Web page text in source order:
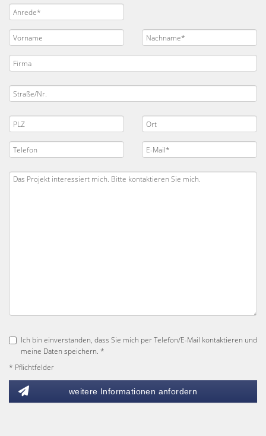
Ich bin einverstanden, dass Sie mich per Telefon/E-Mail kontaktieren und
meine Daten speichern. *
* Pflichtfelder
weitere Informationen anfordern